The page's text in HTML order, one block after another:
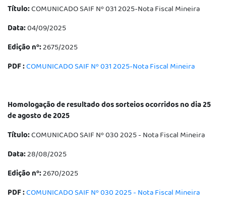
Título:COMUNICADO SAIF Nº 031 2025-Nota Fiscal Mineira
Data:04/09/2025
Edição nº:2675/2025
PDF :COMUNICADO SAIF Nº 031 2025-Nota Fiscal Mineira
Homologação de resultado dos sorteios ocorridos no dia 25
de agosto de 2025
Título:COMUNICADO SAIF Nº 030 2025 - Nota Fiscal Mineira
Data:28/08/2025
Edição nº:2670/2025
PDF :COMUNICADO SAIF Nº 030 2025 - Nota Fiscal Mineira